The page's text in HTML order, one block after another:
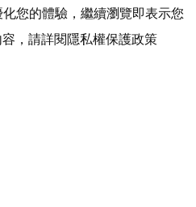
您的體驗，繼續瀏覽即表示您
，請詳閱隱私權保護政策